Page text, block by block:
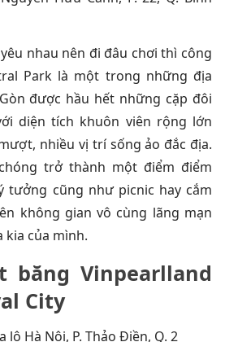
nhau nên đi đâu chơi thì công
Park là một trong những địa
được hầu hết những cặp đôi
diện tích khuôn viên rộng lớn
nhiều vị trí sống ảo đắc địa.
trở thành một điểm điểm
tưởng cũng như picnic hay cắm
không gian vô cùng lãng mạn
kia của mình.
băng Vinpearlland
City
lộ Hà Nội, P. Thảo Điền, Q. 2